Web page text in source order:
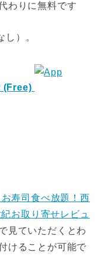
わりに無料です
し）。
寿司食べ放題！西
お取り寄せレビュ
見ていただくとわ
けることが可能で